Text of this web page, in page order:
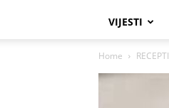
VIJESTI
Home RECEPTI